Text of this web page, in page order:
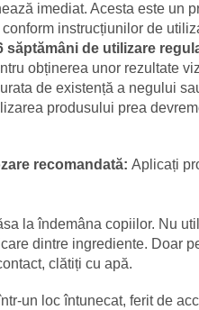
imediat. Acesta este un
instrucțiunilor de
săptămâni de utilizare
obținerea unor rezultate
de existență a negului
produsului prea
recomandată: Aplicați
la îndemâna copiilor. Nu
dintre ingrediente. Doar
clătiți cu apă.
un loc întunecat, ferit de